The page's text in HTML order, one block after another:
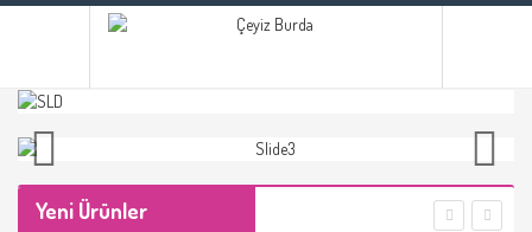
Yeni Ürünler